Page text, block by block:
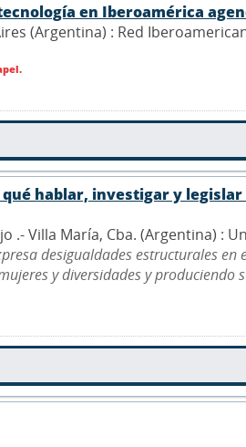
en Iberoamérica
(Argentina) : Red
qué hablar, investigar y
.- Villa María, Cba. (Argentina) :
desigualdades estructurales en
y diversidades y produciendo